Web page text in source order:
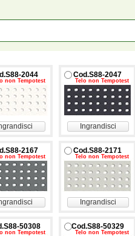
2044
non Tempotest
Cod.S88-2047
Telo non Tempotest
Ingrandisci
2167
non Tempotest
Cod.S88-2171
Telo non Tempotest
Ingrandisci
50308
non Tempotest
Cod.S88-50329
Telo non Tempotest